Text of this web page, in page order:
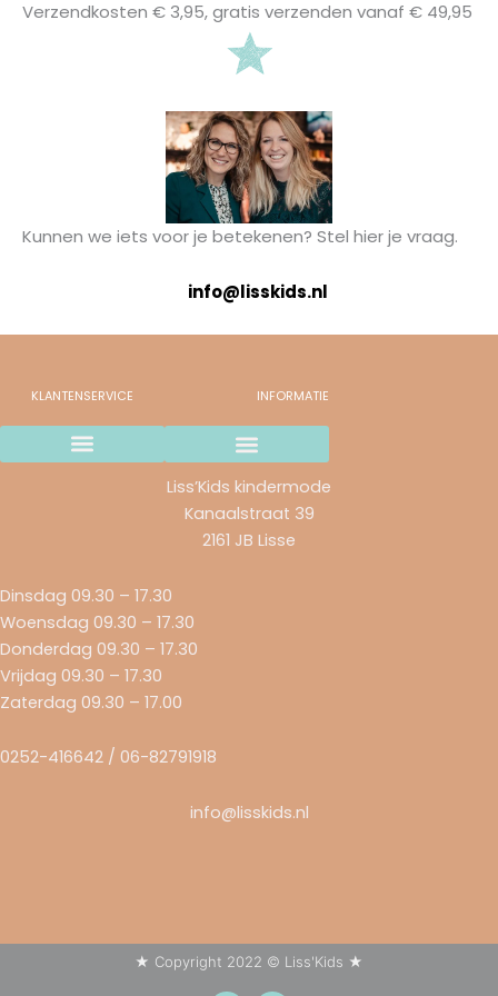
Verzendkosten € 3,95, gratis verzenden vanaf € 49,95
Kunnen we iets voor je betekenen? Stel hier je vraag.
info@lisskids.nl
KLANTENSERVICE INFORMATIE
Liss’Kids kindermode
Kanaalstraat 39
2161 JB Lisse
Dinsdag 09.30 – 17.30
Woensdag 09.30 – 17.30
Donderdag 09.30 – 17.30
Vrijdag 09.30 – 17.30
Zaterdag 09.30 – 17.00
0252-416642 / 06-82791918
info@lisskids.nl
★ Copyright 2022 © Liss'Kids ★